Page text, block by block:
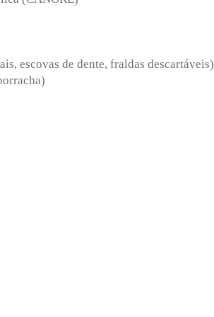
escovas de dente, fraldas descartáveis)